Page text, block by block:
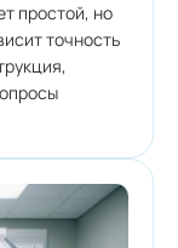
простой, но
точность